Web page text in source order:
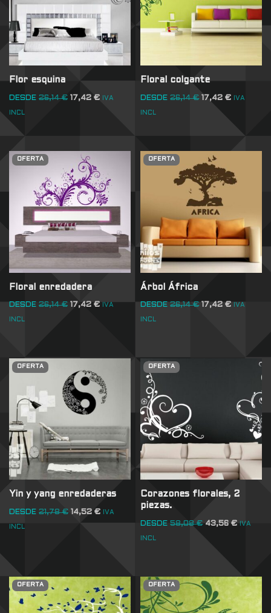
Flor esquina
DESDE 26,14€ 17,42 € IVA
INCL
Floral colgante
DESDE 26,14€ 17,42€ IVA
INCL
OFERTA
Floral enredadera
DESDE 26,14€ 17,42 € IVA
INCL
OFERTA
Árbol África
DESDE 26,14€ 17,42€ IVA
INCL
OFERTA
Yin y yang enredaderas
DESDE 21,78€ 14,52 € IVA
INCL
OFERTA
Corazones florales, 2
piezas.
DESDE 58,08€ 43,56€ IVA
INCL
OFERTA OFERTA